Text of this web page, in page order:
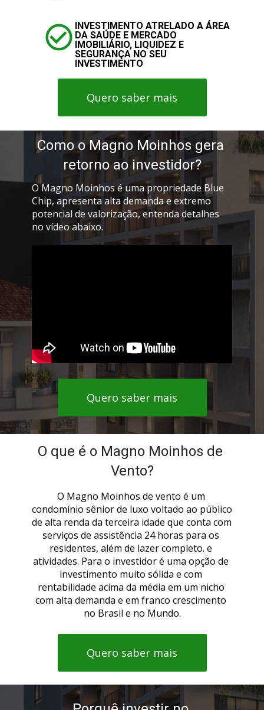
Quero saber mais
INVESTIMENTO ATRELADO A ÁREA
DA SAÚDE E MERCADO
IMOBILIÁRIO, LIQUIDEZ E
SEGURANÇA NO SEU
INVESTIMENTO
Como o Magno Moinhos gera
retorno ao investidor?
O Magno Moinhos é uma propriedade Blue
Chip, apresenta alta demanda e extremo
potencial de valorização, entenda detalhes
no vídeo abaixo.
Quero saber mais
O que é o Magno Moinhos de
Vento?
O Magno Moinhos de vento é um
condomínio sênior de luxo voltado ao público
de alta renda da terceira idade que conta com
serviços de assistência 24 horas para os
residentes, além de lazer completo. e
atividades. Para o investidor é uma opção de
investimento muito sólida e com
rentabilidade acima da média em um nicho
com alta demanda e em franco crescimento
no Brasil e no Mundo.
investidor?
Quero saber mais